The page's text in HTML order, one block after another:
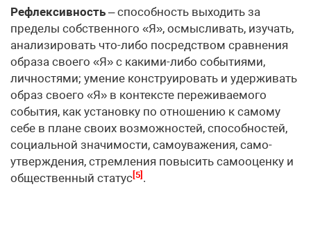
Рефлексивность – способность выходить за
пределы собственного «Я», осмысливать, изучать,
анализировать что-либо посредством сравнения
образа своего «Я» с какими-либо событиями,
личностями; умение кон­струировать и удерживать
образ своего «Я» в контексте переживаемого
события, как установку по отношению к самому
себе в плане своих воз­можностей, способностей,
социальной значимости, самоуважения, само­
утверждения, стремления повысить самооценку и
общественный статус[5] .